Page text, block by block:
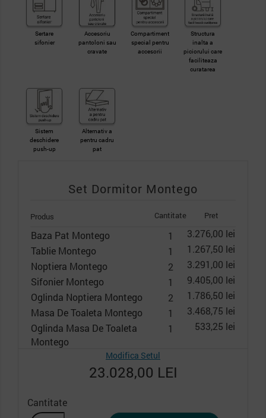
Sertare
sifonier
Accesoriu
pantoloni sau
cravate
Compartiment
special pentru
accesorii
Structura
inalta a
piciorului care
faciliteaza
curatarea
Sistem
deschidere
push-up
Alternativ a
pentru cadru
pat
Set Dormitor Montego
Produs Cantitate Pret
Baza Pat Montego 1
3.276,00 lei
Tablie Montego
1
1.267,50 lei
Noptiera Montego
2
3.291,00 lei
Sifonier Montego
1
9.405,00 lei
Oglinda Noptiera Montego
2
1.786,50 lei
Masa De Toaleta Montego
1
3.468,75 lei
Oglinda Masa De Toaleta
Montego
1 533,25 lei
Modifica Setul
23.028,00 LEI
Cantitate